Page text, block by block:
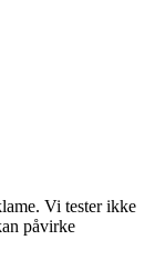
Vi tester ikke
påvirke